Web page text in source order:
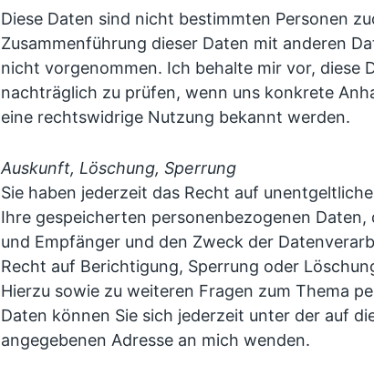
Diese Daten sind nicht bestimmten Personen
Zusammenführung dieser Daten mit anderen
nicht vorgenommen. Ich behalte mir vor, diese
nachträglich zu prüfen, wenn uns konkrete
eine rechtswidrige Nutzung bekannt werden.
Auskunft, Löschung, Sperrung
Sie haben jederzeit das Recht auf
Ihre gespeicherten personenbezogenen Daten,
und Empfänger und den Zweck der
Recht auf Berichtigung, Sperrung oder
Hierzu sowie zu weiteren Fragen zum Thema
Daten können Sie sich jederzeit unter der auf
angegebenen Adresse an mich wenden.